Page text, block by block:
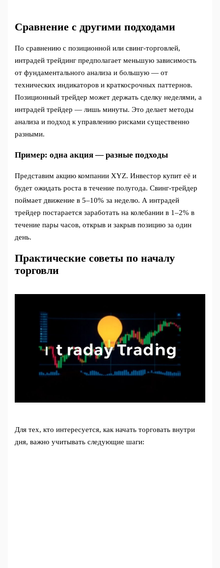
Сравнение с другими подходами
По сравнению с позиционной или свинг-торговлей,
интрадей трейдинг предполагает меньшую зависимость
от фундаментального анализа и большую — от
технических индикаторов и краткосрочных паттернов.
Позиционный трейдер может держать сделку неделями, а
интрадей трейдер — лишь минуты. Это делает методы
анализа и подход к управлению рисками существенно
разными.
Пример: одна акция — разные подходы
Представим акцию компании XYZ. Инвестор купит её и
будет ожидать роста в течение полугода. Свинг-трейдер
поймает движение в 5–10% за неделю. А интрадей
трейдер постарается заработать на колебании в 1–2% в
течение пары часов, открыв и закрыв позицию за один
день.
Практические советы по началу
торговли
Для тех, кто интересуется, как начать торговать внутри
дня, важно учитывать следующие шаги: